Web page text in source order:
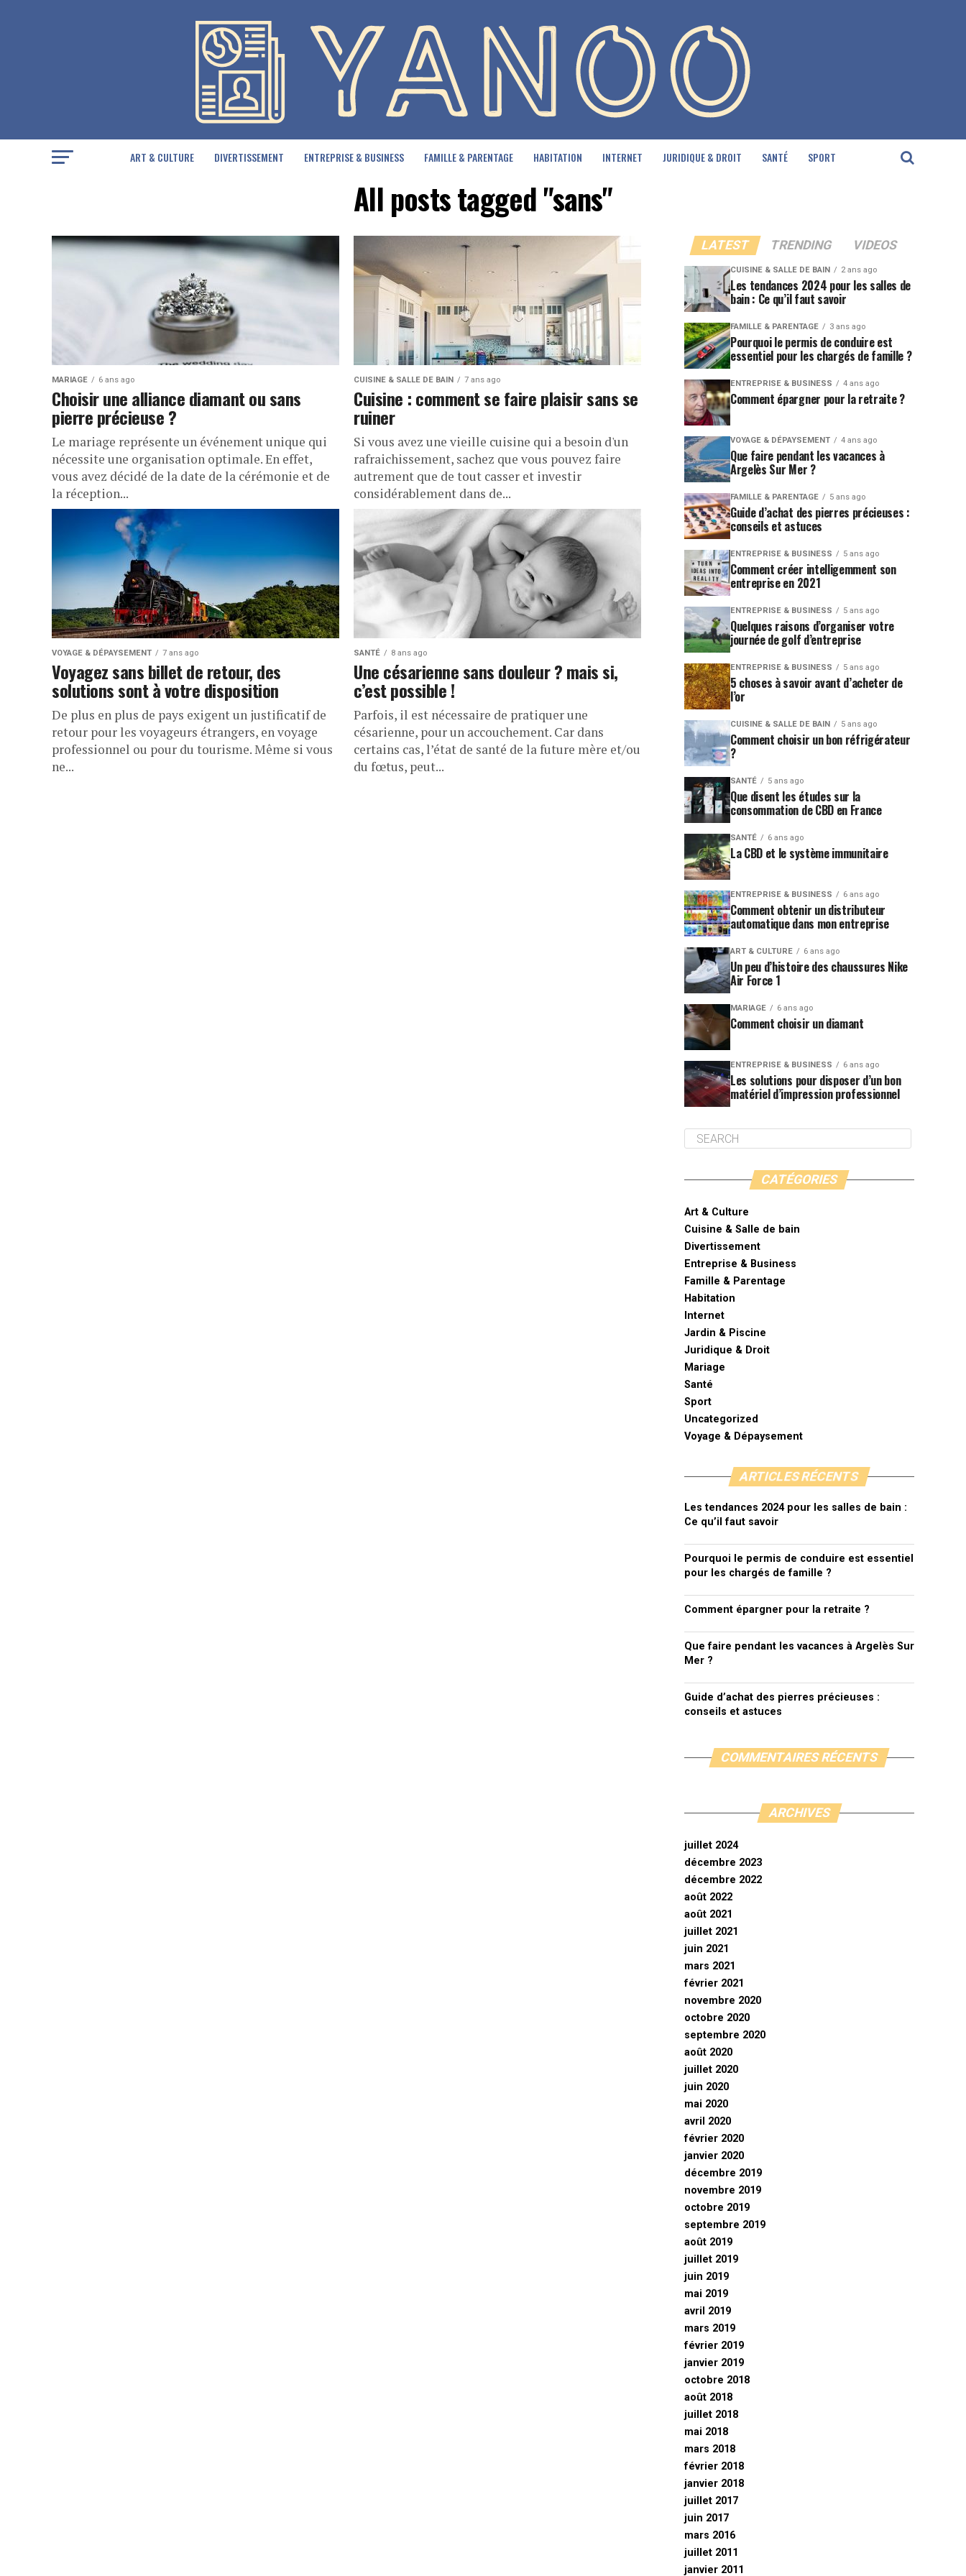
ART & CULTURE DIVERTISSEMENT ENTREPRISE & BUSINESS FAMILLE & PARENTAGE HABITATION INTERNET JURIDIQUE & DROIT SANTÉ SPORT
All posts tagged "sans"
MARIAGE 6 ans ago
Choisir une alliance diamant ou sans
pierre précieuse ?
Le mariage représente un événement unique qui
nécessite une organisation optimale. En effet,
vous avez décidé de la date de la cérémonie et de
la réception...
CUISINE & SALLE DE BAIN 7 ans ago
Cuisine : comment se faire plaisir sans se
ruiner
Si vous avez une vieille cuisine qui a besoin d'un
rafraichissement, sachez que vous pouvez faire
autrement que de tout casser et investir
considérablement dans de...
VOYAGE & DÉPAYSEMENT 7 ans ago
Voyagez sans billet de retour, des
solutions sont à votre disposition
De plus en plus de pays exigent un justificatif de
retour pour les voyageurs étrangers, en voyage
professionnel ou pour du tourisme. Même si vous
ne...
SANTÉ 8 ans ago
Une césarienne sans douleur ? mais si,
c’est possible !
Parfois, il est nécessaire de pratiquer une
césarienne, pour un accouchement. Car dans
certains cas, l’état de santé de la future mère et/ou
du fœtus, peut...
LATEST TRENDING VIDEOS
CUISINE & SALLE DE BAIN 2 ans ago
Les tendances 2024 pour les salles de
bain : Ce qu’il faut savoir
FAMILLE & PARENTAGE 3 ans ago
Pourquoi le permis de conduire est
essentiel pour les chargés de famille ?
ENTREPRISE & BUSINESS 4 ans ago
Comment épargner pour la retraite ?
VOYAGE & DÉPAYSEMENT 4 ans ago
Que faire pendant les vacances à
Argelès Sur Mer ?
FAMILLE & PARENTAGE 5 ans ago
Guide d’achat des pierres précieuses :
conseils et astuces
ENTREPRISE & BUSINESS 5 ans ago
Comment créer intelligemment son
entreprise en 2021
ENTREPRISE & BUSINESS 5 ans ago
Quelques raisons d’organiser votre
journée de golf d’entreprise
ENTREPRISE & BUSINESS 5 ans ago
5 choses à savoir avant d’acheter de
l’or
CUISINE & SALLE DE BAIN 5 ans ago
Comment choisir un bon réfrigérateur
?
SANTÉ 5 ans ago
Que disent les études sur la
consommation de CBD en France
SANTÉ 6 ans ago
La CBD et le système immunitaire
ENTREPRISE & BUSINESS 6 ans ago
Comment obtenir un distributeur
automatique dans mon entreprise
ART & CULTURE 6 ans ago
Un peu d’histoire des chaussures Nike
Air Force 1
MARIAGE 6 ans ago
Comment choisir un diamant
ENTREPRISE & BUSINESS 6 ans ago
Les solutions pour disposer d’un bon
matériel d’impression professionnel
CATÉGORIES
Art & Culture
Cuisine & Salle de bain
Divertissement
Entreprise & Business
Famille & Parentage
Habitation
Internet
Jardin & Piscine
Juridique & Droit
Mariage
Santé
Sport
Uncategorized
Voyage & Dépaysement
ARTICLES RÉCENTS
Les tendances 2024 pour les salles de bain :
Ce qu’il faut savoir
Pourquoi le permis de conduire est essentiel
pour les chargés de famille ?
Comment épargner pour la retraite ?
Que faire pendant les vacances à Argelès Sur
Mer ?
Guide d’achat des pierres précieuses :
conseils et astuces
COMMENTAIRES RÉCENTS
ARCHIVES
juillet 2024
décembre 2023
décembre 2022
août 2022
août 2021
juillet 2021
juin 2021
mars 2021
février 2021
novembre 2020
octobre 2020
septembre 2020
août 2020
juillet 2020
juin 2020
mai 2020
avril 2020
février 2020
janvier 2020
décembre 2019
novembre 2019
octobre 2019
septembre 2019
août 2019
juillet 2019
juin 2019
mai 2019
avril 2019
mars 2019
février 2019
janvier 2019
octobre 2018
août 2018
juillet 2018
mai 2018
mars 2018
février 2018
janvier 2018
juillet 2017
juin 2017
mars 2016
juillet 2011
janvier 2011